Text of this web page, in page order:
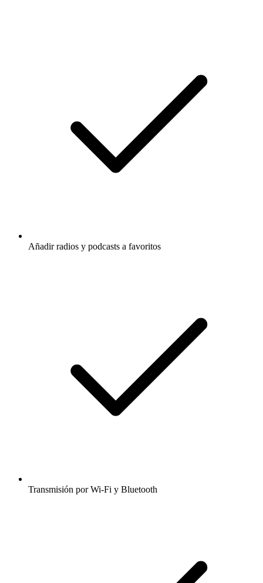
Añadir radios y podcasts a favoritos
Transmisión por Wi-Fi y Bluetooth